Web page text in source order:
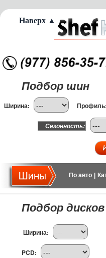
Подбор шин
Ширина: Профиль:
Сезонность:
По авто
Подбор дисков
Ширина:
PCD:
Наверх ▲